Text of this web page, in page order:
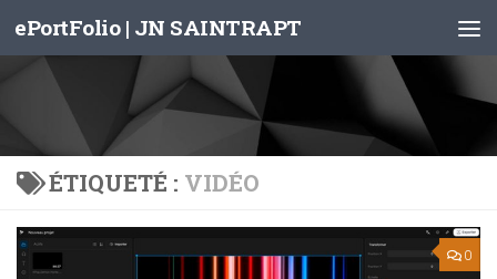
Skip to content
ePortFolio | JN SAINTRAPT
ÉTIQUETÉ : VIDÉO
0